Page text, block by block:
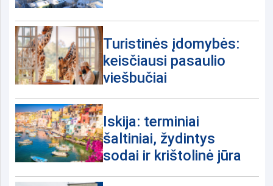
Turistinės įdomybės:
keisčiausi pasaulio
viešbučiai
Iskija: terminiai
šaltiniai, žydintys
sodai ir krištolinė jūra